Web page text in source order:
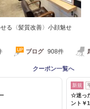
る〈髪質改善〉小顔魅せ
ブログ 908件
クーポン一覧へ
新規
☆迷っ
ント￥